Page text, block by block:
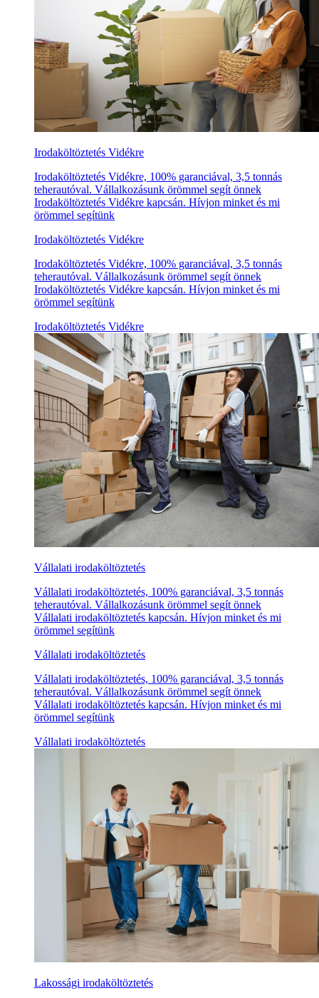
Irodaköltöztetés Vidékre
Irodaköltöztetés Vidékre, 100% garanciával, 3,5 tonnás
teherautóval. Vállalkozásunk örömmel segít önnek
Irodaköltöztetés Vidékre kapcsán. Hívjon minket és mi
örömmel segítünk
Irodaköltöztetés Vidékre
Irodaköltöztetés Vidékre, 100% garanciával, 3,5 tonnás
teherautóval. Vállalkozásunk örömmel segít önnek
Irodaköltöztetés Vidékre kapcsán. Hívjon minket és mi
örömmel segítünk
Irodaköltöztetés Vidékre
Vállalati irodaköltöztetés
Vállalati irodaköltöztetés, 100% garanciával, 3,5 tonnás
teherautóval. Vállalkozásunk örömmel segít önnek
Vállalati irodaköltöztetés kapcsán. Hívjon minket és mi
örömmel segítünk
Vállalati irodaköltöztetés
Vállalati irodaköltöztetés, 100% garanciával, 3,5 tonnás
teherautóval. Vállalkozásunk örömmel segít önnek
Vállalati irodaköltöztetés kapcsán. Hívjon minket és mi
örömmel segítünk
Vállalati irodaköltöztetés
Lakossági irodaköltöztetés